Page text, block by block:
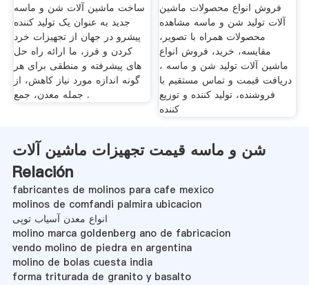
ساخت ماشین آلات شن و ماسه
جدید به عنوان یک تولید کننده
پیشرو در جهان از تجهیزات خرد
کردن و فرز، ما ارائه راه حل
های پیشرفته و منطقی برای هر
گونه اندازه مورد نیاز کاهش، از
جمله معدن، جمع .
فروش انواع محصولات ماشین
آلات تولید شن و ماسه مشاهده
محصولات همراه با تصویر،
مقایسه، خرید، فروش انواع
ماشین آلات تولید شن و ماسه ،
دریافت قیمت و تماس مستقیم با
فروشنده، تولید کننده و توزیع
کننده
شن و ماسه قیمت تجهیزات ماشین آلات
Relación
fabricantes de molinos para cafe mexico
molinos de comfandi palmira ubicacion
انواع معدن آسیاب توپی
molino marca goldenberg ano de fabricacion
vendo molino de piedra en argentina
molino de bolas cuesta india
forma triturada de granito y basalto